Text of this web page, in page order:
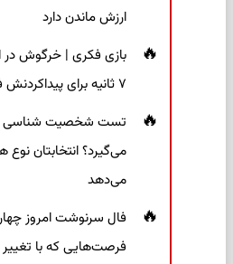
ارزش ماندن دارد
بازی فکری | خرگوش در
۷ ثانیه برای پیداکردنش فرصت دارید
تست شخصیت شناسی |
می‌گیرد؟ انتخابتان
می‌دهد
فرصت‌هایی که با تغییر